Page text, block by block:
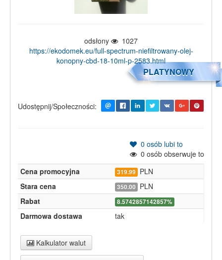
odsłony
1027
https://ekodomek.eu/full-spectrum-niefiltrowany-olej-
konopny-cbd-18-10ml-p-2583.html
PLATYNOWY
Udostępnij/Społeczności:
0 osób lubi to
0 osób obserwuje to
Cena promocyjna
319.99 PLN
Stara cena
350.00 PLN
Rabat
8.5742857142857%
Darmowa dostawa tak
Kalkulator walut